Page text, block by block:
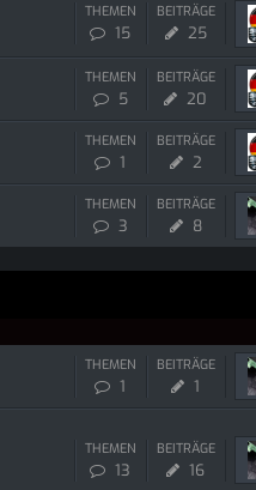
THEMEN
15
BEITRÄGE
25
THEMEN
5
BEITRÄGE
20
THEMEN
1
BEITRÄGE
2
THEMEN
3
BEITRÄGE
8
THEMEN
1
BEITRÄGE
1
THEMEN
13
BEITRÄGE
16